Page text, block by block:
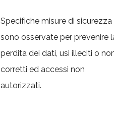
Specifiche misure di sicurezza
sono osservate per prevenire
perdita dei dati, usi illeciti o
corretti ed accessi non
autorizzati.